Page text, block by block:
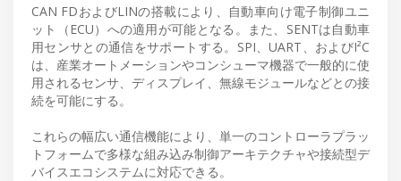
CAN FDおよびLINの搭載により、自動車向け電子制御ユニ
ット（ECU）への適用が可能となる。また、SENTは自動車
用センサとの通信をサポートする。SPI、UART、およびI²C
は、産業オートメーションやコンシューマ機器で一般的に使
用されるセンサ、ディスプレイ、無線モジュールなどとの接
続を可能にする。
これらの幅広い通信機能により、単一のコントローラプラッ
トフォームで多様な組み込み制御アーキテクチャや接続型デ
バイスエコシステムに対応できる。